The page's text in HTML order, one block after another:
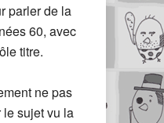
parler de la
60, avec
titre.
ne pas
le sujet vu la